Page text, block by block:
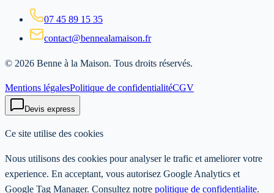
07 45 89 15 35
contact@bennealamaison.fr
© 2026 Benne à la Maison. Tous droits réservés.
Mentions légalesPolitique de confidentialitéCGV
Devis express
Ce site utilise des cookies
Nous utilisons des cookies pour analyser le trafic et ameliorer votre
experience. En acceptant, vous autorisez Google Analytics et
Google Tag Manager. Consultez notre politique de confidentialite.